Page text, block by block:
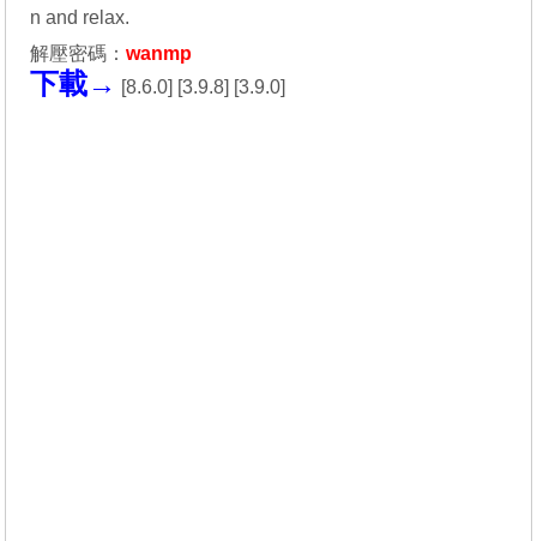
n and relax.
解壓密碼：wanmp
下載→ [8.6.0] [3.9.8] [3.9.0]